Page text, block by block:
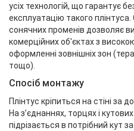
усіх технологій, що гарантує
експлуатацію такого
сонячних променів дозволяє
комерційних об'єктах з
оформленні зовнішніх зон
тощо).
Спосіб монтажу
Плінтус кріпиться на стіні за
На з’єднаннях, торцях і
підрізається в потрібний кут